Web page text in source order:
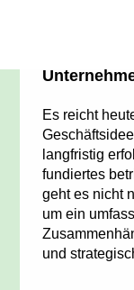
Es reicht
langfristig
fundiertes
geht es nicht
um ein
und